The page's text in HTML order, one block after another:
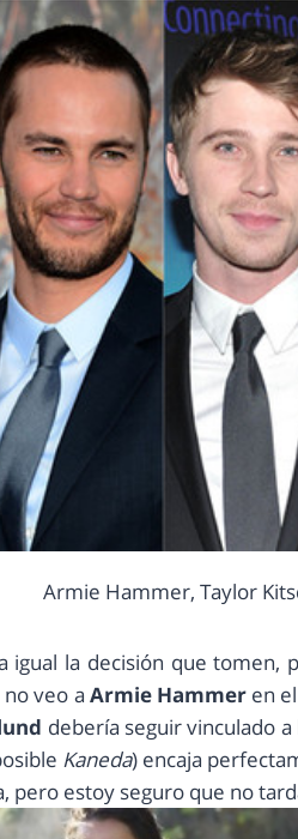
Armie Hammer, Taylor
igual la decisión que tomen,
veo a Armie Hammeren
debería seguir vinculado
Kaneda) encaja
pero estoy seguro que no